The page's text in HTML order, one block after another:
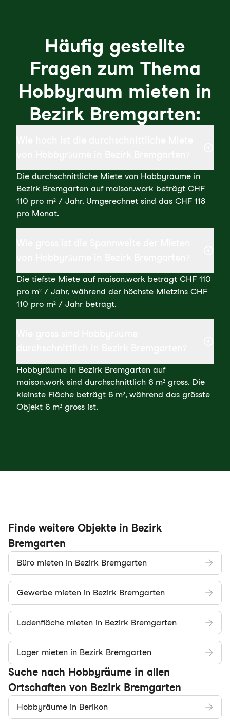
Häufig gestellte
Fragen zum Thema
Hobbyraum mieten in
Bezirk Bremgarten:
Die durchschnittliche Miete von Hobbyräume in
Bezirk Bremgarten auf maison.work beträgt CHF
110 pro m² / Jahr. Umgerechnet sind das CHF 118
pro Monat.
Die tiefste Miete auf maison.work beträgt CHF 110
pro m² / Jahr, während der höchste Mietzins CHF
110 pro m² / Jahr beträgt.
Hobbyräume in Bezirk Bremgarten auf
maison.work sind durchschnittlich 6 m² gross. Die
kleinste Fläche beträgt 6 m², während das grösste
Objekt 6 m² gross ist.
Finde weitere Objekte in Bezirk
Bremgarten
Büro mieten in Bezirk Bremgarten
Gewerbe mieten in Bezirk Bremgarten
Ladenfläche mieten in Bezirk Bremgarten
Lager mieten in Bezirk Bremgarten
Suche nach Hobbyräume in allen
Ortschaften von Bezirk Bremgarten
Hobbyräume in Berikon